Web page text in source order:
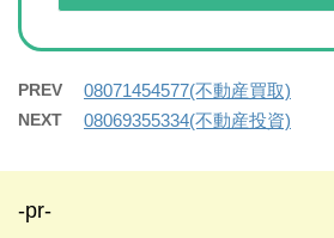
PREV 08071454577(不動産買取)
NEXT 08069355334(不動産投資)
-pr-